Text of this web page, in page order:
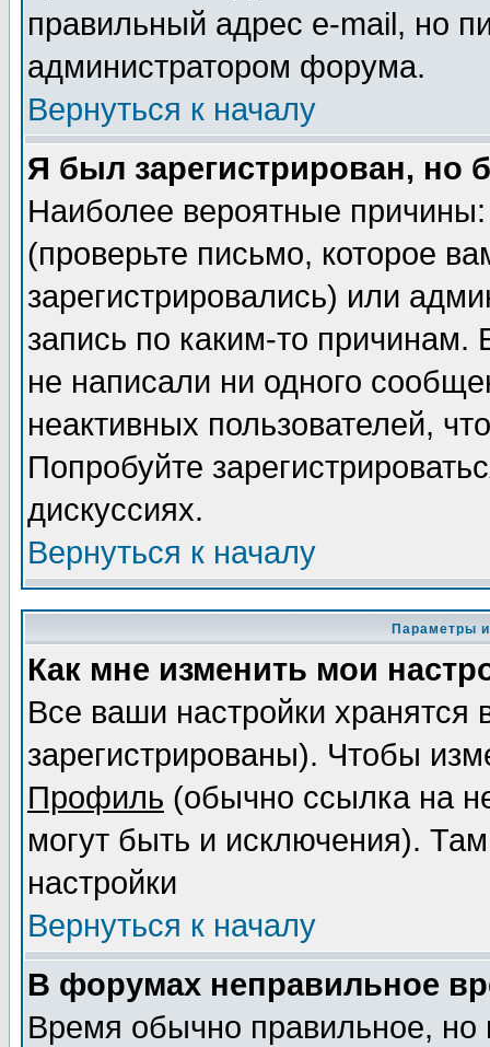
правильный адрес e-mail, но
администратором форума.
Вернуться к началу
Я был зарегистрирован, но
Наиболее вероятные
(проверьте письмо, которое
зарегистрировались) или
запись по каким-то
не написали ни одного
неактивных пользователей,
Попробуйте
дискуссиях.
Вернуться к началу
Параметры
Как мне изменить мои
Все ваши настройки
зарегистрированы). Чтобы
Профиль (обычно ссылка на
могут быть и исключения).
настройки
Вернуться к началу
В форумах неправильное
Время обычно правильное,